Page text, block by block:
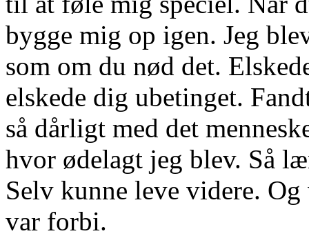
bygge mig op igen. Jeg
som om du nød det.
elskede dig ubetinget.
så dårligt med det
hvor ødelagt jeg blev. Så
Selv kunne leve videre.
var forbi.